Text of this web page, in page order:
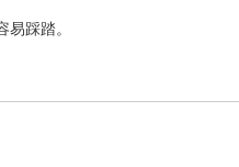
踩踏。